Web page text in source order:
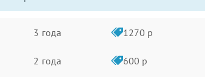
3 года 1270 р
2 года 600 р